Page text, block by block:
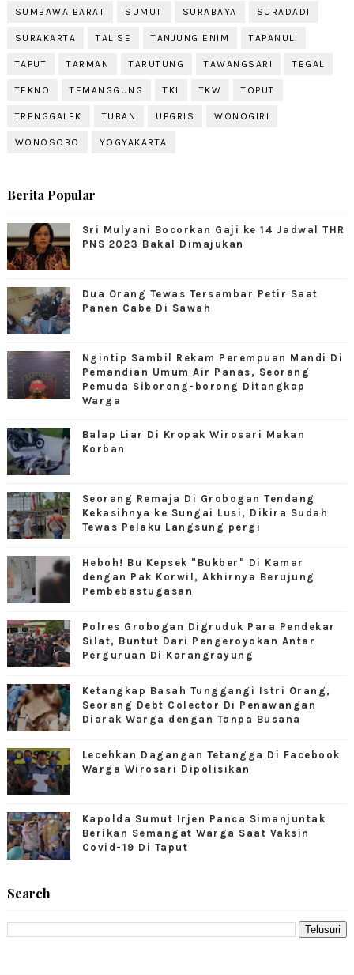
SUMBAWA BARAT SUMUT SURABAYA SURADADI
SURAKARTA TALISE TANJUNG ENIM TAPANULI
TAPUT TARMAN TARUTUNG TAWANGSARI TEGAL
TEKNO TEMANGGUNG TKI TKW TOPUT
TRENGGALEK TUBAN UPGRIS WONOGIRI
WONOSOBO YOGYAKARTA
Berita Popular
Sri Mulyani Bocorkan Gaji ke 14 Jadwal THR
PNS 2023 Bakal Dimajukan
Dua Orang Tewas Tersambar Petir Saat
Panen Cabe Di Sawah
Ngintip Sambil Rekam Perempuan Mandi Di
Pemandian Umum Air Panas, Seorang
Pemuda Siborong-borong Ditangkap
Warga
Balap Liar Di Kropak Wirosari Makan
Korban
Seorang Remaja Di Grobogan Tendang
Kekasihnya ke Sungai Lusi, Dikira Sudah
Tewas Pelaku Langsung pergi
Heboh! Bu Kepsek "Bukber" Di Kamar
dengan Pak Korwil, Akhirnya Berujung
Pembebastugasan
Polres Grobogan Digruduk Para Pendekar
Silat, Buntut Dari Pengeroyokan Antar
Perguruan Di Karangrayung
Ketangkap Basah Tunggangi Istri Orang,
Seorang Debt Colector Di Penawangan
Diarak Warga dengan Tanpa Busana
Lecehkan Dagangan Tetangga Di Facebook
Warga Wirosari Dipolisikan
Kapolda Sumut Irjen Panca Simanjuntak
Berikan Semangat Warga Saat Vaksin
Covid-19 Di Taput
Search